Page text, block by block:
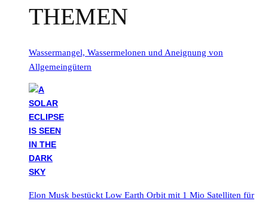
THEMEN
Wassermangel, Wassermelonen und Aneignung von
Allgemeingütern
Elon Musk bestückt Low Earth Orbit mit 1 Mio Satelliten für